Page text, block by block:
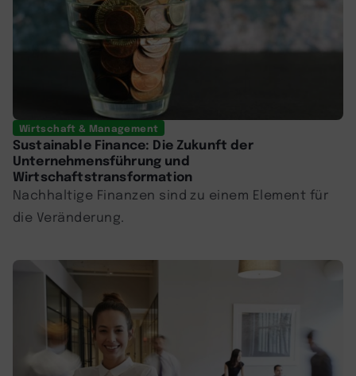
Wirtschaft & Management
Sustainable Finance: Die Zukunft der
Unternehmensführung und
Wirtschaftstransformation
Nachhaltige Finanzen sind zu einem Element für
die Veränderung.